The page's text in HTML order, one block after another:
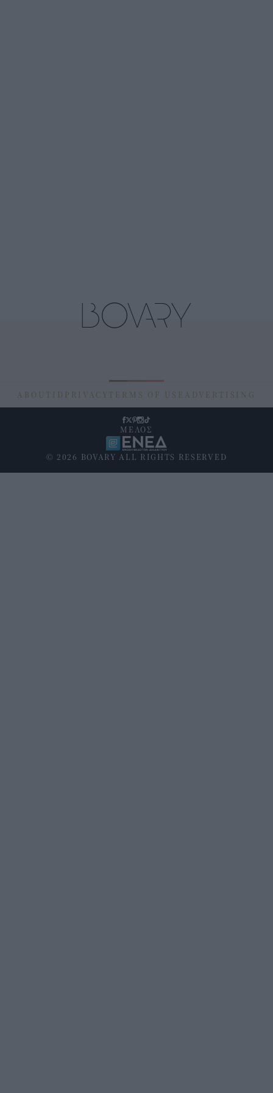
ABOUT ID PRIVACY TERMS OF USE ADVERTISING
© 2026 BOVARY ALL RIGHTS RESERVED
ΜΕΛΟΣ